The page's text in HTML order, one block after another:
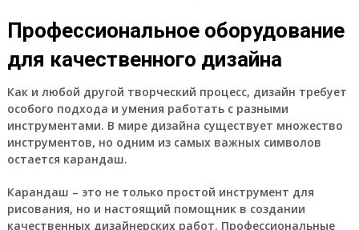
Профессиональное оборудование
для качественного дизайна
Как и любой другой творческий процесс, дизайн требует
особого подхода и умения работать с разными
инструментами. В мире дизайна существует множество
инструментов, но одним из самых важных символов
остается карандаш.
Карандаш – это не только простой инструмент для
рисования, но и настоящий помощник в создании
качественных дизайнерских работ. Профессиональные